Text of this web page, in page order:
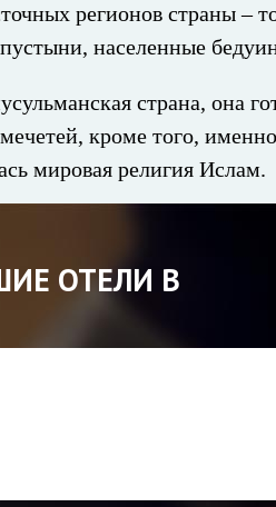
регионов страны –
населенные
страна, она
кроме того, именно
мировая религия Ислам.
ОТЕЛИ В